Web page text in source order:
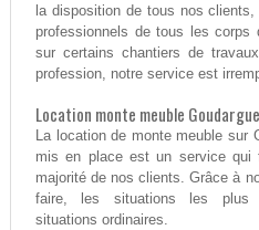
la disposition de tous nos
professionnels de tous les
sur certains chantiers de
profession, notre service est
Location monte meuble
La location de monte meuble sur
mis en place est un service qui
majorité de nos clients. Grâce à
faire, les situations les plus
situations ordinaires.